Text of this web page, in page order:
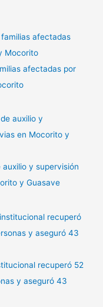
afectadas por
y supervisión
y Guasave
recuperó 52
y aseguró 43